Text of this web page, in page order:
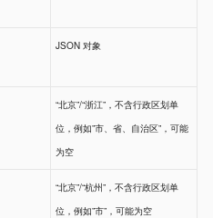
JSON 对象
“北京”/“浙江”，不含行政区划单
位，例如”市、省、自治区”，可能
为空
“北京”/“杭州”，不含行政区划单
位，例如”市”，可能为空